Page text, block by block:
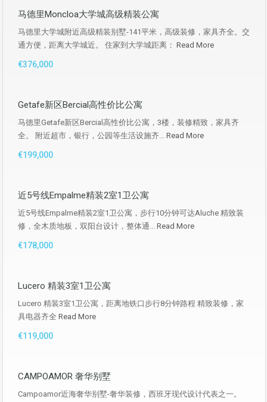
马德里Moncloa大学城高级精装公寓
马德里大学城附近高级精装别墅-141平米，高级装修，家具齐全。交
通方便，距离大学城近。 住家到大学城距离： Read More
€376,000
Getafe新区Bercial高性价比公寓
马德里Getafe新区Bercial高性价比公寓，3楼，装修精致，家具齐
全。 附近超市，银行，公园等生活设施齐... Read More
€199,000
近5号线Empalme精装2室1卫公寓
近5号线Empalme精装2室1卫公寓，步行10分钟可达Aluche 精致装
修，全木质地板，双阳台设计，整体通... Read More
€178,000
Lucero 精装3室1卫公寓
Lucero 精装3室1卫公寓，距离地铁口步行8分钟路程 精致装修，家
具电器齐全 Read More
€119,000
CAMPOAMOR 奢华别墅
Campoamor近海奢华别墅-奢华装修，西班牙现代设计代表之一。